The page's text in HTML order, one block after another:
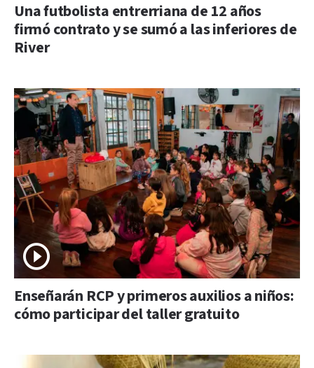
Una futbolista entrerriana de 12 años
firmó contrato y se sumó a las inferiores de
River
Enseñarán RCP y primeros auxilios a niños:
cómo participar del taller gratuito